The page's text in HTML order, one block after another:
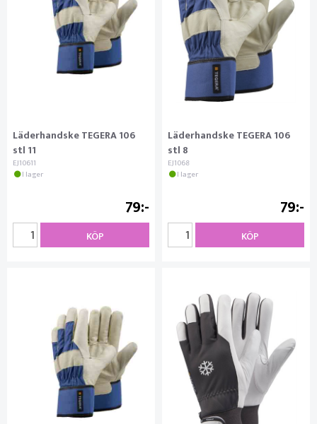
Läderhandske TEGERA 106
stl 11
EJ10611
I lager
79
KÖP
Läderhandske TEGERA 106
stl 8
EJ1068
I lager
79
KÖP